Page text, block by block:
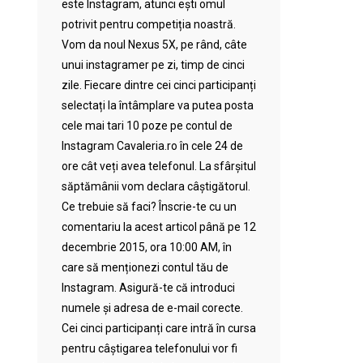
este Instagram, atunci ești omul
potrivit pentru competiția noastră.
Vom da noul Nexus 5X, pe rând, câte
unui instagramer pe zi, timp de cinci
zile. Fiecare dintre cei cinci participanți
selectați la întâmplare va putea posta
cele mai tari 10 poze pe contul de
Instagram Cavaleria.ro în cele 24 de
ore cât veți avea telefonul. La sfârșitul
săptămânii vom declara câștigătorul.
Ce trebuie să faci? Înscrie-te cu un
comentariu la acest articol până pe 12
decembrie 2015, ora 10:00 AM, în
care să menționezi contul tău de
Instagram. Asigură-te că introduci
numele și adresa de e-mail corecte.
Cei cinci participanți care intră în cursa
pentru câștigarea telefonului vor fi